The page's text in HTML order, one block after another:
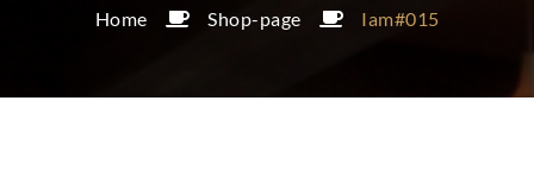
Home Shop-page Iam#015